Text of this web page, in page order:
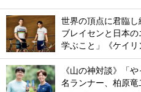
世界の頂点に君臨
ブレイセンと日本
学ぶこと」《ケイリ
《山の神対談》「
名ランナー、柏原